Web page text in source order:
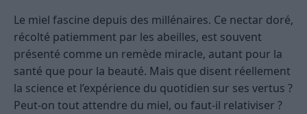
Le miel fascine depuis des millénaires. Ce nectar doré,
récolté patiemment par les abeilles, est souvent
présenté comme un remède miracle, autant pour la
santé que pour la beauté. Mais que disent réellement
la science et l’expérience du quotidien sur ses vertus ?
Peut-on tout attendre du miel, ou faut-il relativiser ?